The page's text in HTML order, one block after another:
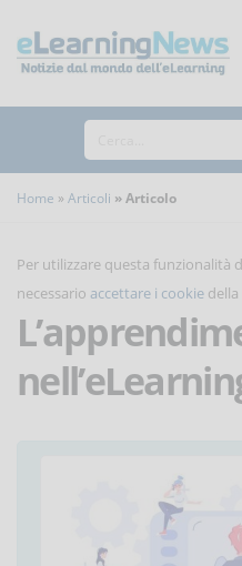
Home Articoli Articolo
Per utilizzare questa funzionalità
necessario accettare i cookie